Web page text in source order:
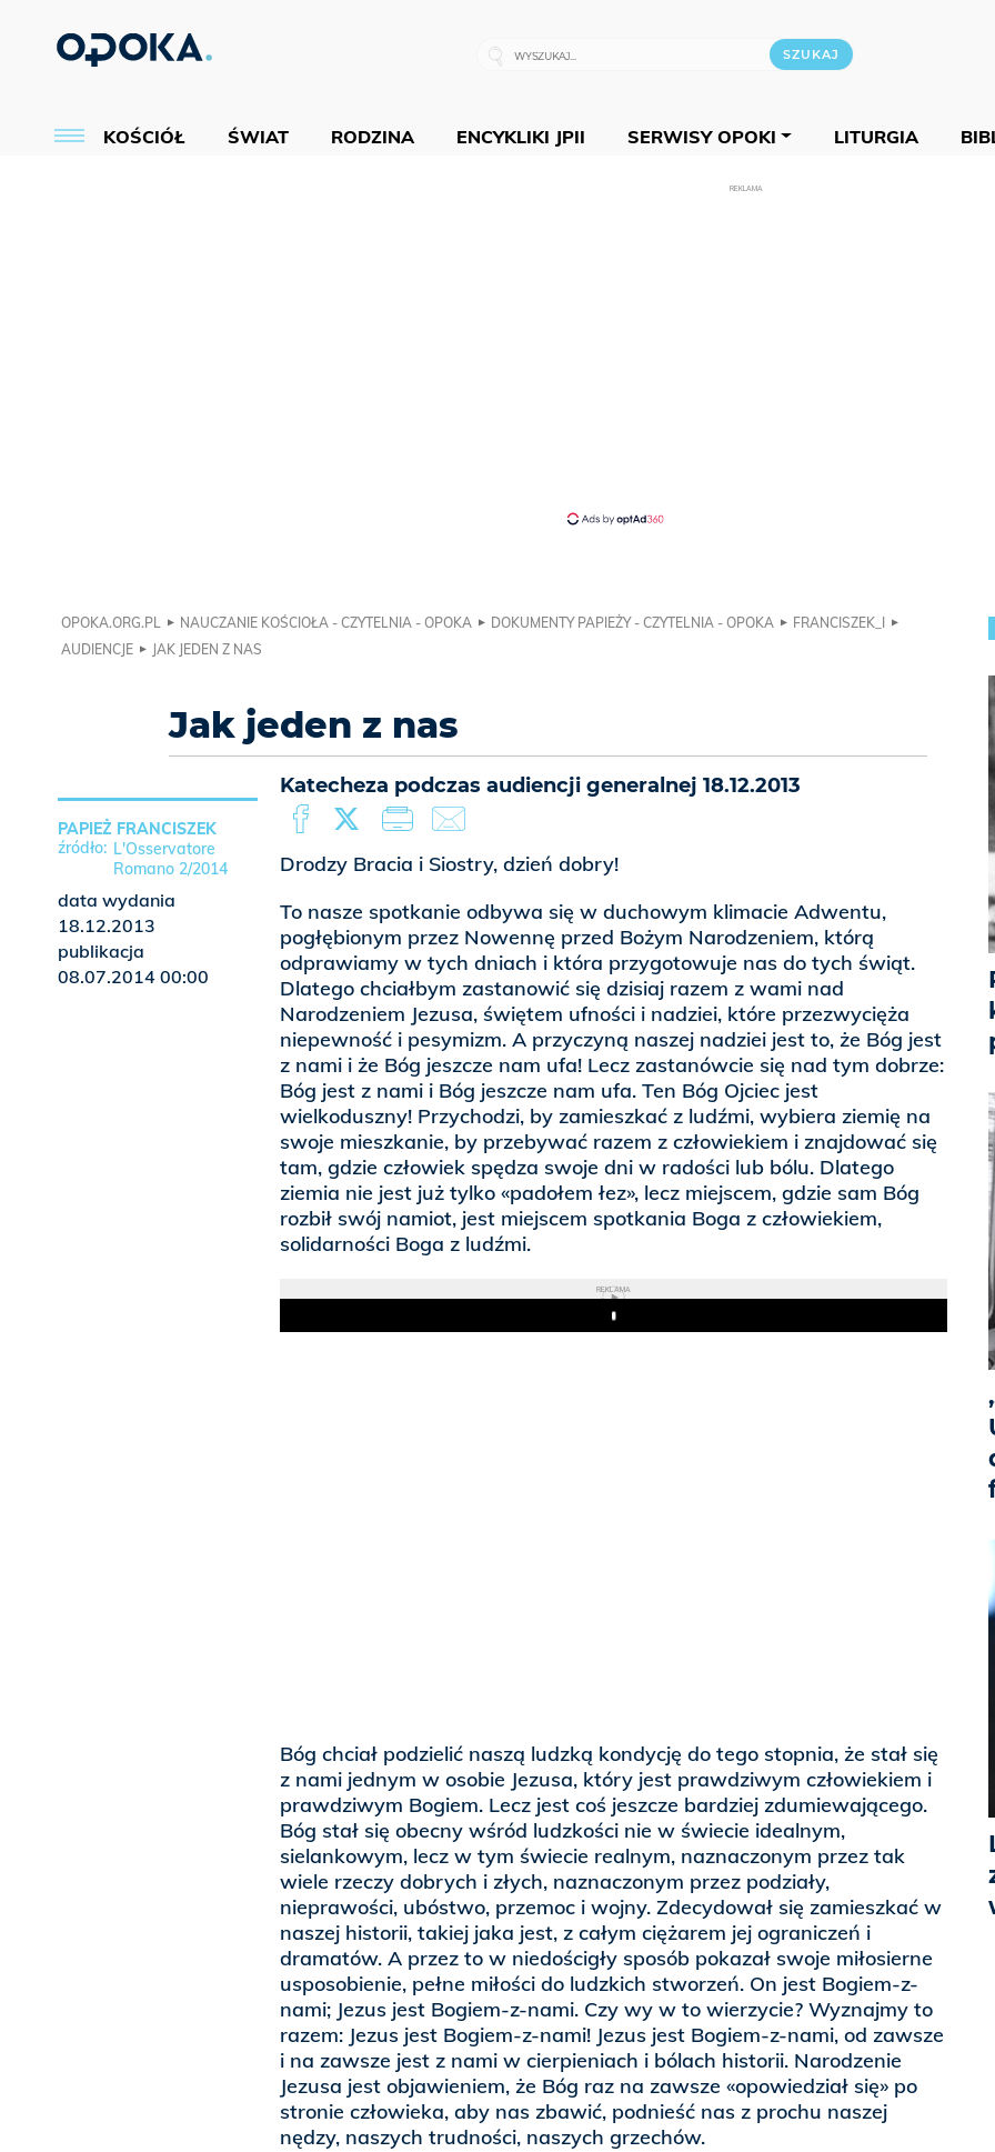
KOŚCIÓŁ ŚWIAT RODZINA ENCYKLIKI JPII SERWISY OPOKI LITURGIA
REKLAMA
OPOKA.ORG.PL NAUCZANIE KOŚCIOŁA - CZYTELNIA - OPOKA DOKUMENTY PAPIEŻY - CZYTELNIA - OPOKA
FRANCISZEK_I
AUDIENCJE
JAK JEDEN Z NAS
Jak jeden z nas
Katecheza podczas audiencji generalnej 18.12.2013
Drodzy Bracia i Siostry, dzień dobry!
To nasze spotkanie odbywa się w duchowym klimacie Adwentu,
pogłębionym przez Nowennę przed Bożym Narodzeniem, którą
odprawiamy w tych dniach i która przygotowuje nas do tych świąt.
Dlatego chciałbym zastanowić się dzisiaj razem z wami nad
Narodzeniem Jezusa, świętem ufności i nadziei, które przezwycięża
niepewność i pesymizm. A przyczyną naszej nadziei jest to, że Bóg jest
z nami i że Bóg jeszcze nam ufa! Lecz zastanówcie się nad tym dobrze:
Bóg jest z nami i Bóg jeszcze nam ufa. Ten Bóg Ojciec jest
wielkoduszny! Przychodzi, by zamieszkać z ludźmi, wybiera ziemię na
swoje mieszkanie, by przebywać razem z człowiekiem i znajdować się
tam, gdzie człowiek spędza swoje dni w radości lub bólu. Dlatego
ziemia nie jest już tylko «padołem łez», lecz miejscem, gdzie sam Bóg
rozbił swój namiot, jest miejscem spotkania Boga z człowiekiem,
solidarności Boga z ludźmi.
REKLAMA
Play
Bóg chciał podzielić naszą ludzką kondycję do tego stopnia, że stał się
z nami jednym w osobie Jezusa, który jest prawdziwym człowiekiem i
prawdziwym Bogiem. Lecz jest coś jeszcze bardziej zdumiewającego.
Bóg stał się obecny wśród ludzkości nie w świecie idealnym,
sielankowym, lecz w tym świecie realnym, naznaczonym przez tak
wiele rzeczy dobrych i złych, naznaczonym przez podziały,
nieprawości, ubóstwo, przemoc i wojny. Zdecydował się zamieszkać w
naszej historii, takiej jaka jest, z całym ciężarem jej ograniczeń i
dramatów. A przez to w niedościgły sposób pokazał swoje miłosierne
usposobienie, pełne miłości do ludzkich stworzeń. On jest Bogiem-z-
nami; Jezus jest Bogiem-z-nami. Czy wy w to wierzycie? Wyznajmy to
razem: Jezus jest Bogiem-z-nami! Jezus jest Bogiem-z-nami, od zawsze
i na zawsze jest z nami w cierpieniach i bólach historii. Narodzenie
Jezusa jest objawieniem, że Bóg raz na zawsze «opowiedział się» po
stronie człowieka, aby nas zbawić, podnieść nas z prochu naszej
nędzy, naszych trudności, naszych grzechów.
PAPIEŻ FRANCISZEK
L'Osservatore
Romano 2/2014
data wydania
18.12.2013
publikacja
08.07.2014 00:00